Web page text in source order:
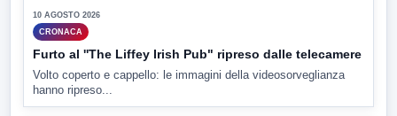
10 AGOSTO 2026
CRONACA
Furto al ''The Liffey Irish Pub" ripreso dalle telecamere
Volto coperto e cappello: le immagini della videosorveglianza
hanno ripreso...